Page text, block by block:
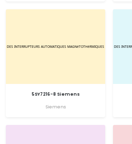
5SY7216-8 Siemens
Siemens